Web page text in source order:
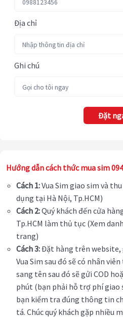
Địa chỉ
Ghi chú
Đặt
Hướng dẫn cách thức mua sim
Cách 1:Vua Sim giao sim và
dụng tại Hà Nội, Tp.HCM)
Cách 2:Quý khách đến cửa
Tp.HCM làm thủ tục (Xem
trang)
Cách 3:Đặt hàng trên
Vua Sim sau đó sẽ có nhân
sang tên sau đó sẽ gửi COD
phút (bạn phải hỗ trợ phí giao
bạn kiểm tra đúng thông tin
tá. Chúc quý khách gặp nhiều